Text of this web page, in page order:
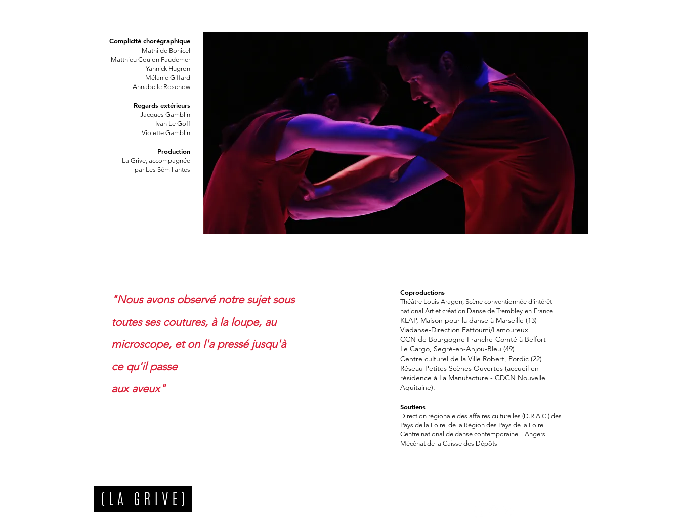
Complicité chorégraphique
Mathilde Bonicel
Matthieu Coulon Faudemer
Yannick Hugron
Mélanie Giffard
Annabelle Rosenow
Regards extérieurs
Jacques Gamblin
Ivan Le Goff
Violette Gamblin
Production
La Grive, accompagnée
par Les Sémillantes
"Nous avons observé notre sujet sous
toutes ses coutures, à la loupe, au
microscope, et on l'a pressé jusqu'à
ce qu'il passe
aux aveux"
Coproductions
Théâtre Louis Aragon, Scène conventionnée d'intérêt
national Art et création Danse de Trembley-en-France
KLAP, Maison pour la danse à Marseille (13)
Viadanse-Direction Fattoumi/Lamoureux
CCN de Bourgogne Franche-Comté à Belfort
Le Cargo, Segré-en-Anjou-Bleu (49)
Centre culturel de la Ville Robert, Pordic (22)
Réseau Petites Scènes Ouvertes (accueil en
résidence à La Manufacture - CDCN Nouvelle
Aquitaine).
Soutiens
Direction régionale des affaires culturelles (D.R.A.C.) des
Pays de la Loire, de la Région des Pays de la Loire
Centre national de danse contemporaine – Angers
Mécénat de la Caisse des Dépôts